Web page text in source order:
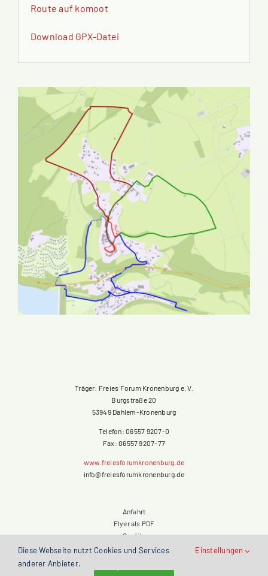
Route auf komoot
Download GPX-Datei
Träger: Freies Forum Kronenburg e. V.
Burgstraße 20
53949 Dahlem-Kronenburg
Telefon: 06557 9207-0
Fax: 06557 9207-77
www.freiesforumkronenburg.de
info@freiesforumkronenburg.de
Anfahrt
Flyer als PDF
Credits
Impressum
Diese Webseite nutzt Cookies und Services
anderer Anbieter.
Einstellungen